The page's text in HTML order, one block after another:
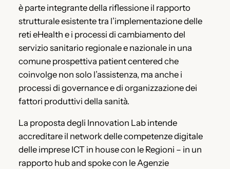
è parte integrante della riflessione il rapporto
strutturale esistente tra l’implementazione delle
reti eHealth e i processi di cambiamento del
servizio sanitario regionale e nazionale in una
comune prospettiva patient centered che
coinvolge non solo l’assistenza, ma anche i
processi di governance e di organizzazione dei
fattori produttivi della sanità.
La proposta degli Innovation Lab intende
accreditare il network delle competenze digitale
delle imprese ICT in house con le Regioni – in un
rapporto hub and spoke con le Agenzie